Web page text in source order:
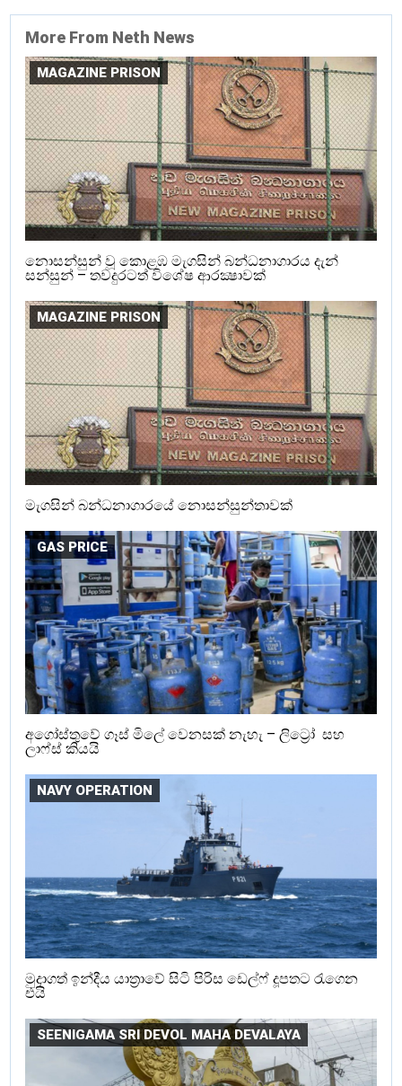
More From Neth News
MAGAZINE PRISON
නොසන්සුන් වූ කොළඹ මැගසින් බන්ධනාගාරය දැන්
සන්සුන් – තවදුරටත් විශේෂ ආරක්‍ෂාවක්
MAGAZINE PRISON
මැගසින් බන්ධනාගාරයේ නොසන්සුන්තාවක්
GAS PRICE
අගෝස්තුවේ ගෑස් මිලේ වෙනසක් නැහැ – ලිට්‍රෝ සහ
ලාෆ්ස් කියයි
NAVY OPERATION
මුදාගත් ඉන්දීය යාත්‍රාවේ සිටි පිරිස ඩෙල්ෆ් දූපතට රැගෙන
එයි
SEENIGAMA SRI DEVOL MAHA DEVALAYA